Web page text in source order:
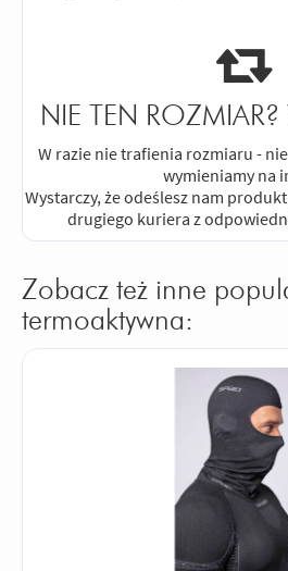
NIE TEN
W razie nie trafienia rozmiaru -
wymieniamy na
Wystarczy, że odeślesz nam
drugiego kuriera z
Zobacz też inne
termoaktywna: